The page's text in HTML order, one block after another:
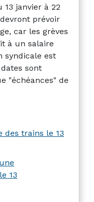
13 janvier à 22
prévoir
car les grèves
à un salaire
syndicale est
sont
"échéances" de
des trains le 13
13